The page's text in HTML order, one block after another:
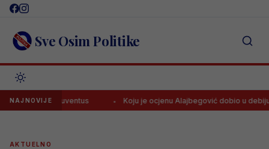
Skip
content Sve Osim Politike
NAJNOVIJE
za Juventus Koju je ocjenu Alajbegović dobio u debiju za
AKTUELNO